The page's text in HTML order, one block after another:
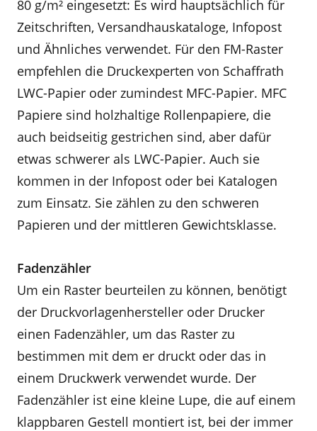
80 g/m² eingesetzt: Es wird hauptsächlich für
Zeitschriften, Versandhauskataloge, Infopost
und Ähnliches verwendet. Für den FM-Raster
empfehlen die Druckexperten von Schaffrath
LWC-Papier oder zumindest MFC-Papier. MFC
Papiere sind holzhaltige Rollenpapiere, die
auch beidseitig gestrichen sind, aber dafür
etwas schwerer als LWC-Papier. Auch sie
kommen in der Infopost oder bei Katalogen
zum Einsatz. Sie zählen zu den schweren
Papieren und der mittleren Gewichtsklasse.
Fadenzähler
Um ein Raster beurteilen zu können, benötigt
der Druckvorlagenhersteller oder Drucker
einen Fadenzähler, um das Raster zu
bestimmen mit dem er druckt oder das in
einem Druckwerk verwendet wurde. Der
Fadenzähler ist eine kleine Lupe, die auf einem
klappbaren Gestell montiert ist, bei der immer